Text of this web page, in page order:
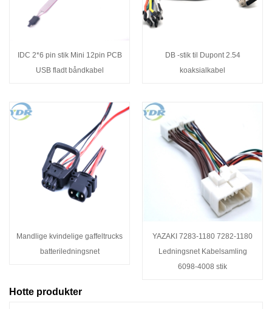
IDC 2*6 pin stik Mini 12pin PCB
USB fladt båndkabel
DB -stik til Dupont 2.54
koaksialkabel
Mandlige kvindelige gaffeltrucks
batteriledningsnet
YAZAKI 7283-1180 7282-1180
Ledningsnet Kabelsamling
6098-4008 stik
Hotte produkter